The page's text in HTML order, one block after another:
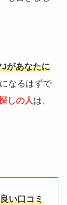
があなたに
なるはずで
しの人 は、
い口コミ